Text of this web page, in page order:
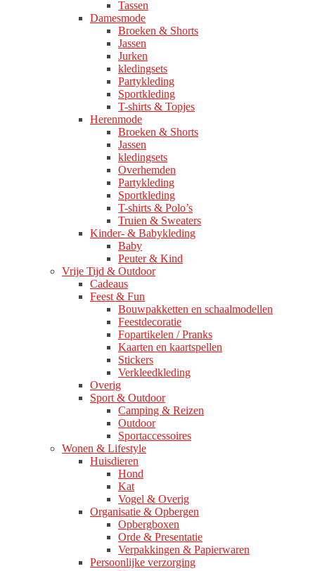
Tassen
Damesmode
Broeken & Shorts
Jassen
Jurken
kledingsets
Partykleding
Sportkleding
T-shirts & Topjes
Herenmode
Broeken & Shorts
Jassen
kledingsets
Overhemden
Partykleding
Sportkleding
T-shirts & Polo’s
Truien & Sweaters
Kinder- & Babykleding
Baby
Peuter & Kind
Vrije Tijd & Outdoor
Cadeaus
Feest & Fun
Bouwpakketten en schaalmodellen
Feestdecoratie
Fopartikelen / Pranks
Kaarten en kaartspellen
Stickers
Verkleedkleding
Overig
Sport & Outdoor
Camping & Reizen
Outdoor
Sportaccessoires
Wonen & Lifestyle
Huisdieren
Hond
Kat
Vogel & Overig
Organisatie & Opbergen
Opbergboxen
Orde & Presentatie
Verpakkingen & Papierwaren
Persoonlijke verzorging